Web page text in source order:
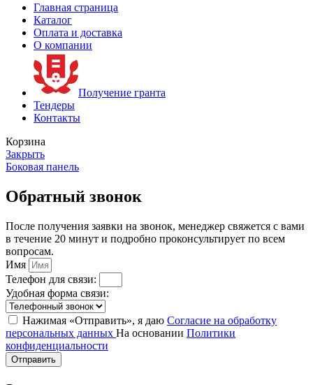
Главная страница
Каталог
Оплата и доставка
О компании
Получение гранта
Тендеры
Контакты
Корзина
Закрыть
Боковая панель
Обратный звонок
После получения заявки на звонок, менеджер свяжется с вами
в течение 20 минут и подробно проконсультирует по всем
вопросам.
Имя
Телефон для связи:
Удобная форма связи:
Нажимая «Отправить», я даю Согласие на обработку
персональных данных На основании Политики
конфиденциальности
Отправить